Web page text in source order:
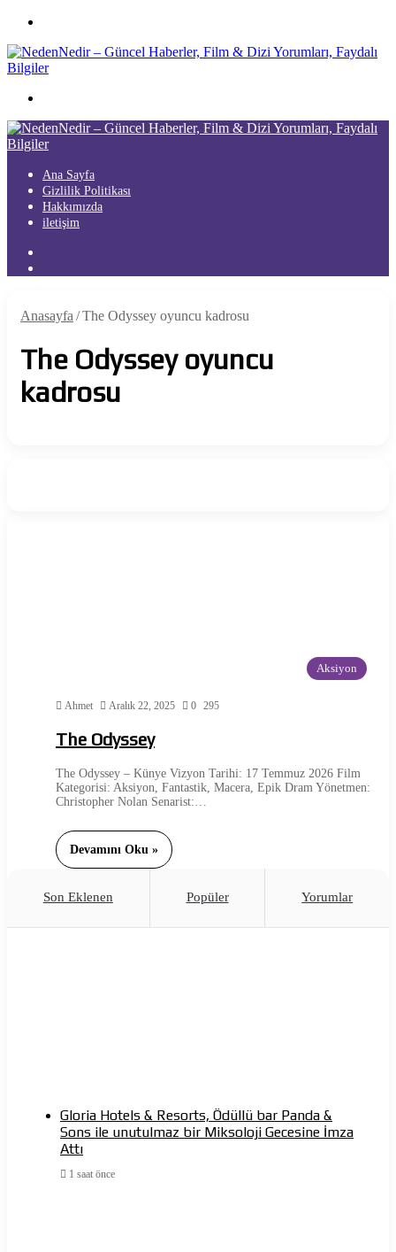
...
Ana Sayfa
Gizlilik Politikası
Hakkımızda
iletişim
Anasayfa /The Odyssey oyuncu kadrosu
The Odyssey oyuncu
kadrosu
Aksiyon
Ahmet Aralık 22, 2025 0 295
The Odyssey
The Odyssey – Künye Vizyon Tarihi: 17 Temmuz 2026 Film
Kategorisi: Aksiyon, Fantastik, Macera, Epik Dram Yönetmen:
Christopher Nolan Senarist:…
Devamını Oku »
Son Eklenen Popüler Yorumlar
Gloria Hotels & Resorts, Ödüllü bar Panda &
Sons ile unutulmaz bir Miksoloji Gecesine İmza
Attı
1 saat önce